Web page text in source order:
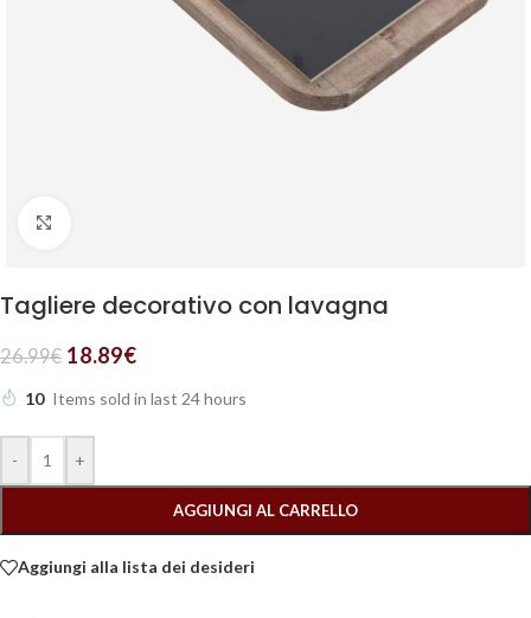
Tagliere decorativo con lavagna
26.99€ 18.89€
10 Items sold in last 24 hours
- +
AGGIUNGI AL CARRELLO
Aggiungi alla lista dei desideri